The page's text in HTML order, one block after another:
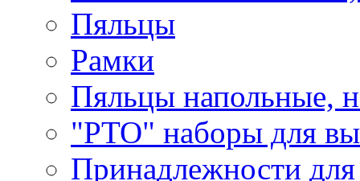
Пяльцы
Рамки
Пяльцы напольные,
"РТО" наборы для
Принадлежности